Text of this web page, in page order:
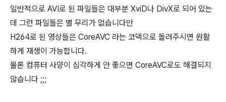
일반적으로 AVI로 된 파일들은 대부분 XviD나 DivX로 되어 있는
데 그런 파일들은 별 무리가 없습니다만
H264로 된 영상들은 CoreAVC 라는 코덱으로 돌려주시면 원활
하게 재생이 가능합니다.
물론 컴퓨터 사양이 심각하게 안 좋으면 CoreAVC로도 해결되지
않습니다 ;;;